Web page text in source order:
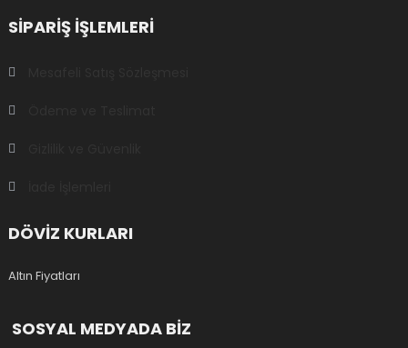
SIPARIŞ IŞLEMLERI
DÖVİZ KURLARI
Altın Fiyatları
SOSYAL MEDYADA BİZ